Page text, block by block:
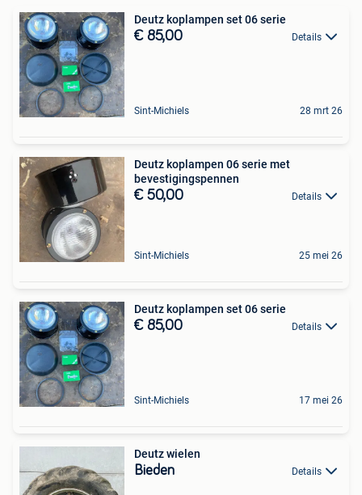
Deutz koplampen set 06 serie
€ 85,00 Details
Sint-Michiels 28 mrt 26
Deutz koplampen 06 serie met
bevestigingspennen
€ 50,00 Details
Sint-Michiels 25 mei 26
Deutz koplampen set 06 serie
€ 85,00 Details
Sint-Michiels 17 mei 26
Deutz wielen
Bieden Details